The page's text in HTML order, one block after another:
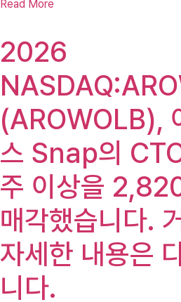
Read More
2026
(AROWOLB),
스 Snap의
주 이상을
매각했습니다.
자세한 내용은
니다.